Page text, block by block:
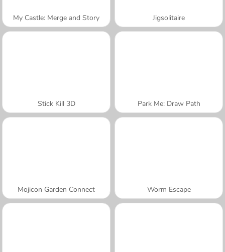
My Castle: Merge and Story Jigsolitaire
Stick Kill 3D Park Me: Draw Path
Mojicon Garden Connect Worm Escape